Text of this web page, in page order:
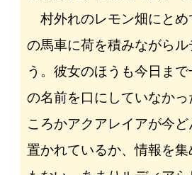
村外れのレモン畑にとめ
の馬車に荷を積みながら
う。彼女のほうも今日ま
の名前を口にしていなか
ころかアクアレイアが今
置かれているか、情報を